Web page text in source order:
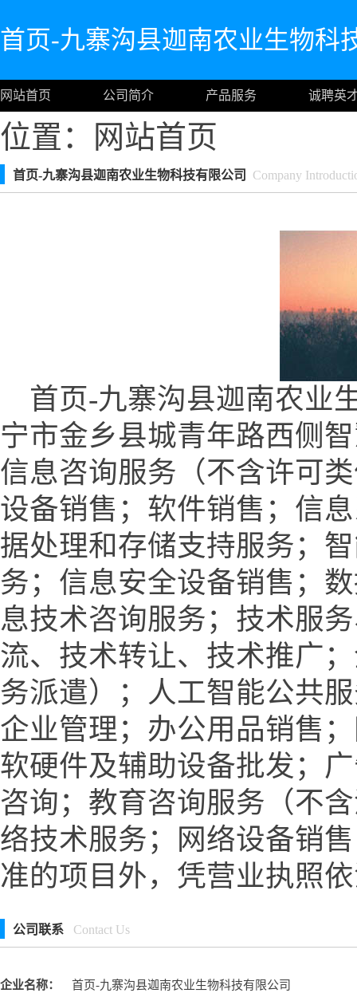
首页-九寨沟县迦南农业生物科
网站首页 公司简介 产品服务 诚聘英
位置： 网站首页
首页-九寨沟县迦南农业生物科技有限公司 Company
首页-九寨沟县迦南农业
宁市金乡县城青年路西侧
信息咨询服务（不含许可
设备销售；软件销售；信
据处理和存储支持服务；
务；信息安全设备销售；
息技术咨询服务；技术服
流、技术转让、技术推广
务派遣）；人工智能公共
企业管理；办公用品销售
软硬件及辅助设备批发；
咨询；教育咨询服务（不
络技术服务；网络设备销
准的项目外，凭营业执照
公司联系 Contact Us
企业名称： 首页-九寨沟县迦南农业生物科技有限公司